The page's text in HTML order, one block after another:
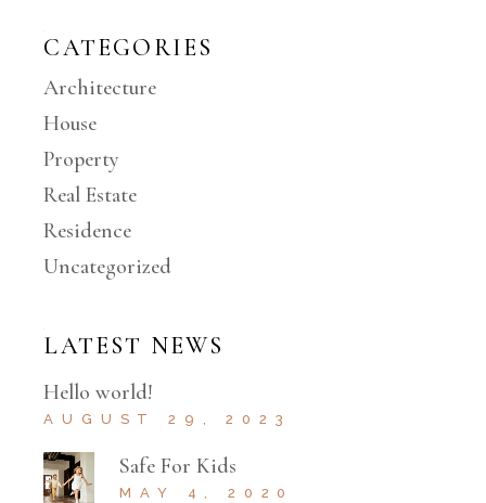
CATEGORIES
Architecture
House
Property
Real Estate
Residence
Uncategorized
LATEST NEWS
Hello world!
AUGUST 29, 2023
Safe For Kids
MAY 4, 2020